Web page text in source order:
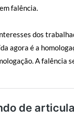
falência.
dos
agora é a
A falência